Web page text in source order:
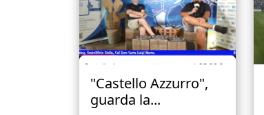
"Castello Azzurro",
guarda la...